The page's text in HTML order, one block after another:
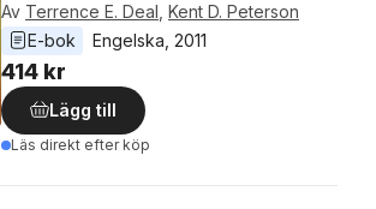
Av Terrence E. Deal Kent D. Peterson
E-bok
Engelska 2011
414 kr
Lägg till
Läs direkt efter köp